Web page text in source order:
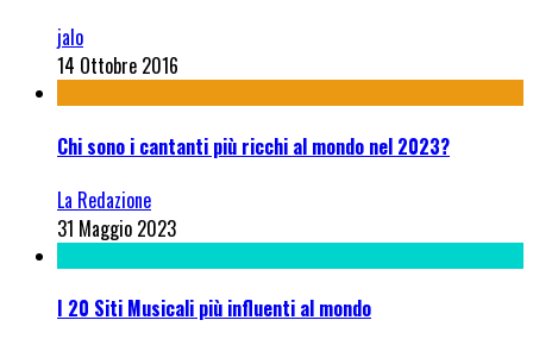
jalo
14 Ottobre 2016
Chi sono i cantanti più ricchi al mondo nel 2023?
La Redazione
31 Maggio 2023
I 20 Siti Musicali più influenti al mondo